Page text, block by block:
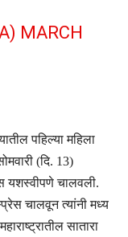
MARCH
पहिल्या महिला
(दि. 13)
यशस्वीपणे चालवली.
चालवून त्यांनी मध्य
सातारा